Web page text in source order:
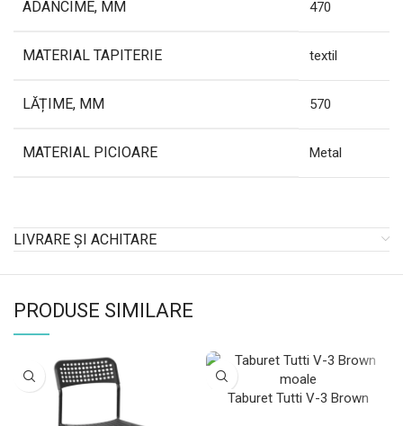
ADANCIME, MM 470
MATERIAL TAPITERIE textil
LĂȚIME, MM 570
MATERIAL PICIOARE Metal
LIVRARE ȘI ACHITARE
PRODUSE SIMILARE
Taburet Tutti V-3 Brown